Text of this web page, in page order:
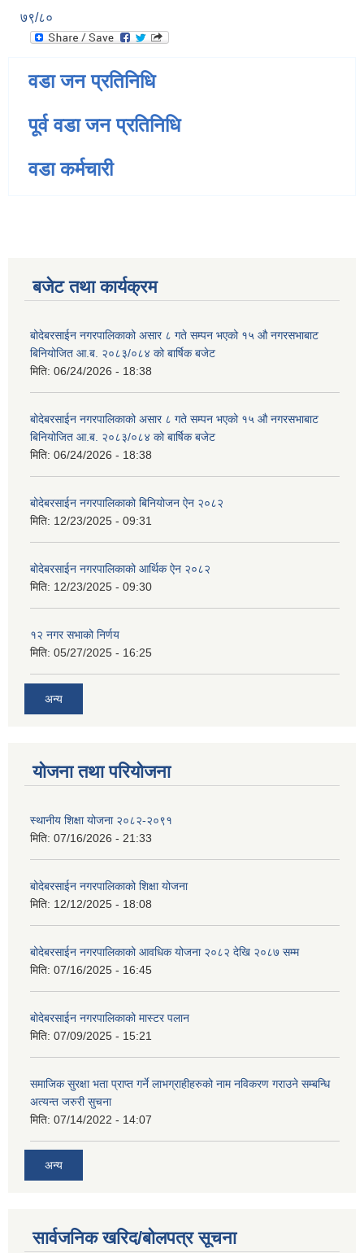
७९/८०
वडा जन प्रतिनिधि
पूर्व वडा जन प्रतिनिधि
वडा कर्मचारी
बजेट तथा कार्यक्रम
बोदेबरसाईन नगरपालिकाको असार ८ गते सम्पन भएको १५ ‍‍‍औ नगरसभाबाट
बिनियोजित आ.ब. २०८३/०८४ को बार्षिक बजेट
मिति: 06/24/2026 - 18:38
बोदेबरसाईन नगरपालिकाको असार ८ गते सम्पन भएको १५ ‍‍‍औ नगरसभाबाट
बिनियोजित आ.ब. २०८३/०८४ को बार्षिक बजेट
मिति: 06/24/2026 - 18:38
बोदेबरसाईन नगरपालिकाको बिनियोजन ऐन २०८२
मिति: 12/23/2025 - 09:31
बोदेबरसाईन नगरपालिकाको आर्थिक ऐन २०८२
मिति: 12/23/2025 - 09:30
१२ नगर सभाको निर्णय
मिति: 05/27/2025 - 16:25
अन्य
योजना तथा परियोजना
स्थानीय शिक्षा योजना २०८२-२०९१
मिति: 07/16/2026 - 21:33
बोदेबरसाईन नगरपालिकाको शिक्षा योजना
मिति: 12/12/2025 - 18:08
बोदेबरसाईन नगरपालिकाको आवधिक योजना २०८२ देखि २०८७ सम्म
मिति: 07/16/2025 - 16:45
बोदेबरसाईन नगरपालिकाको मास्टर पलान
मिति: 07/09/2025 - 15:21
समाजिक सुरक्षा भता प्राप्त गर्ने लाभग्राहीहरुको नाम नविकरण गराउने सम्बन्धि
अत्यन्त जरुरी सुचना
मिति: 07/14/2022 - 14:07
अन्य
सार्वजनिक खरिद/बोलपत्र सूचना